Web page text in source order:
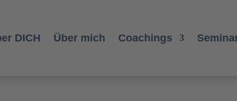
DICH Über mich Coachings